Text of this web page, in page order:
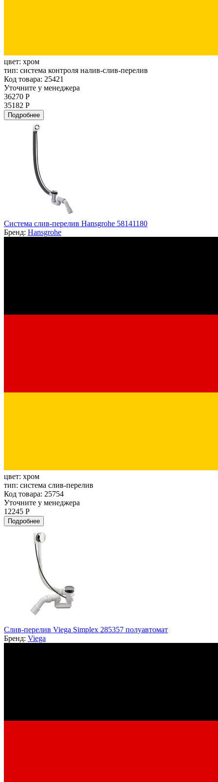
цвет: хром
тип: система контроля налив-слив-перелив
Код товара: 25421
Уточните у менеджера
36270 Р
35182 Р
Подробнее
Система слив-перелив Hansgrohe 58141180
Бренд: Hansgrohe
цвет: хром
тип: система слив-перелив
Код товара: 25754
Уточните у менеджера
12245 Р
Подробнее
Слив-перелив Viega Simplex 285357 полуавтомат
Бренд: Viega